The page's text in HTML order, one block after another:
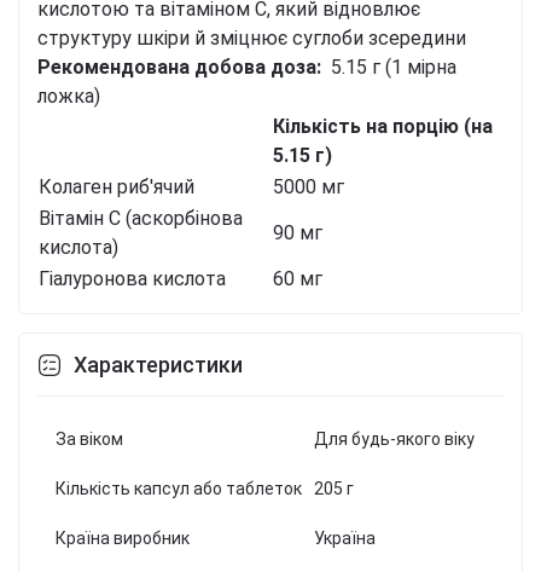
кислотою та вітаміном C, який відновлює
структуру шкіри й зміцнює суглоби зсередини
Рекомендована добова доза: 5.15 г (1 мірна
ложка)
Кількість на порцію (на
5.15 г)
Колаген риб'ячий
5000 мг
Вітамін С (аскорбінова
кислота)
90 мг
Гіалуронова кислота
60 мг
Характеристики
За віком Для будь-якого віку
Кількість капсул або таблеток 205 г
Країна виробник Україна